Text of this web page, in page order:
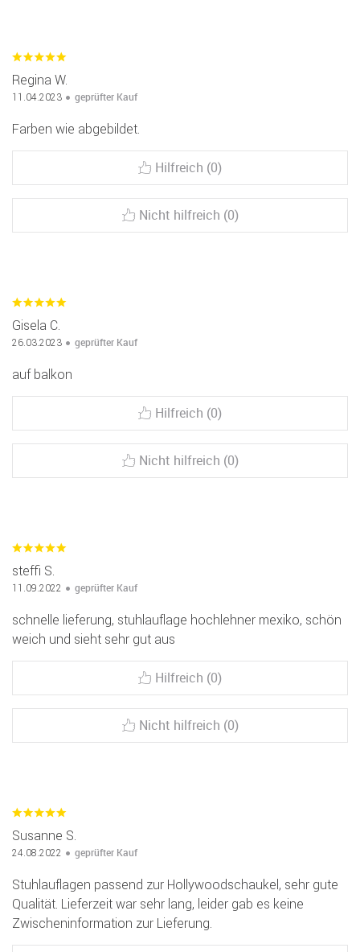
Regina W.
11.04.2023 geprüfter Kauf
Farben wie abgebildet.
Hilfreich (0)
Nicht hilfreich (0)
Gisela C.
26.03.2023 geprüfter Kauf
auf balkon
Hilfreich (0)
Nicht hilfreich (0)
steffi S.
11.09.2022 geprüfter Kauf
schnelle lieferung, stuhlauflage hochlehner mexiko, schön
weich und sieht sehr gut aus
Hilfreich (0)
Nicht hilfreich (0)
Susanne S.
24.08.2022 geprüfter Kauf
Stuhlauflagen passend zur Hollywoodschaukel, sehr gute
Qualität. Lieferzeit war sehr lang, leider gab es keine
Zwischeninformation zur Lieferung.